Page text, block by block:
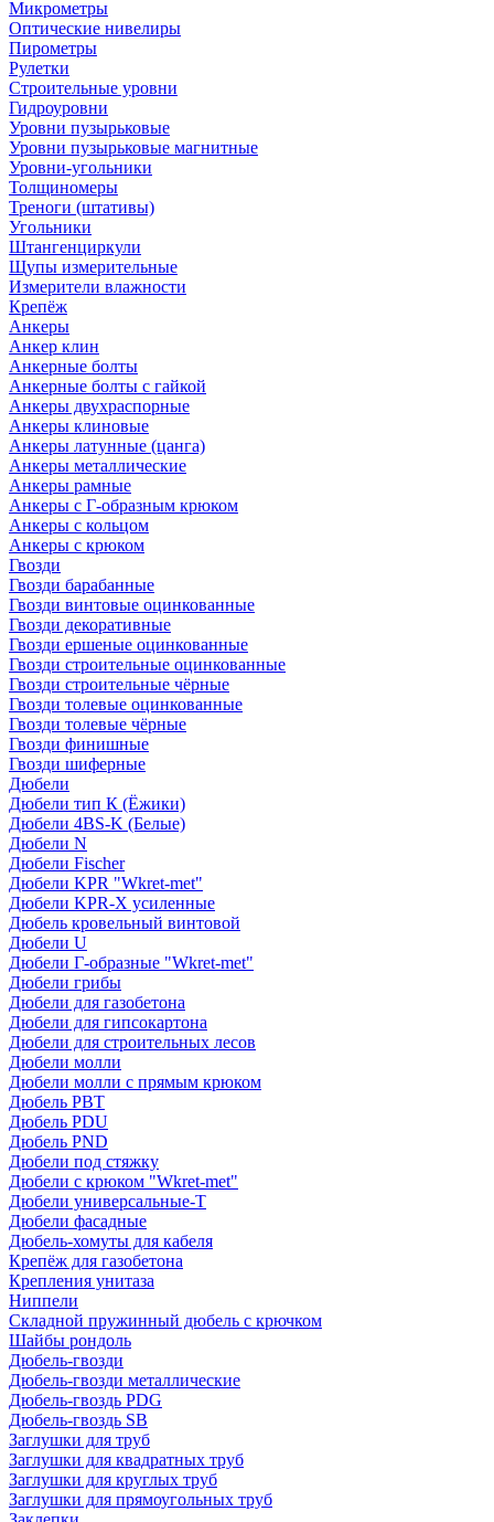
Микрометры
Оптические нивелиры
Пирометры
Рулетки
Строительные уровни
Гидроуровни
Уровни пузырьковые
Уровни пузырьковые магнитные
Уровни-угольники
Толщиномеры
Треноги (штативы)
Угольники
Штангенциркули
Щупы измерительные
Измерители влажности
Крепёж
Анкеры
Анкер клин
Анкерные болты
Анкерные болты с гайкой
Анкеры двухраспорные
Анкеры клиновые
Анкеры латунные (цанга)
Анкеры металлические
Анкеры рамные
Анкеры с Г-образным крюком
Анкеры с кольцом
Анкеры с крюком
Гвозди
Гвозди барабанные
Гвозди винтовые оцинкованные
Гвозди декоративные
Гвозди ершеные оцинкованные
Гвозди строительные оцинкованные
Гвозди строительные чёрные
Гвозди толевые оцинкованные
Гвозди толевые чёрные
Гвозди финишные
Гвозди шиферные
Дюбели
Дюбели тип К (Ёжики)
Дюбели 4BS-K (Белые)
Дюбели N
Дюбели Fischer
Дюбели KPR "Wkret-met"
Дюбели KPR-Х усиленные
Дюбель кровельный винтовой
Дюбели U
Дюбели Г-образные "Wkret-met"
Дюбели грибы
Дюбели для газобетона
Дюбели для гипсокартона
Дюбели для строительных лесов
Дюбели молли
Дюбели молли с прямым крюком
Дюбель PBT
Дюбель PDU
Дюбель PND
Дюбели под стяжку
Дюбели с крюком "Wkret-met"
Дюбели универсальные-Т
Дюбели фасадные
Дюбель-хомуты для кабеля
Крепёж для газобетона
Крепления унитаза
Ниппели
Складной пружинный дюбель с крючком
Шайбы рондоль
Дюбель-гвозди
Дюбель-гвозди металлические
Дюбель-гвоздь PDG
Дюбель-гвоздь SB
Заглушки для труб
Заглушки для квадратных труб
Заглушки для круглых труб
Заглушки для прямоугольных труб